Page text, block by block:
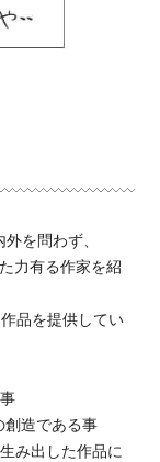
を問わず、
力有る作家を紹
品を提供してい
造である事
み出した作品に